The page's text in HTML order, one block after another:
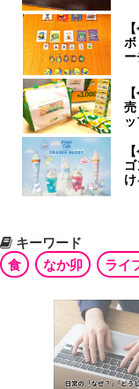
キーワード
食
なか卯 ライ